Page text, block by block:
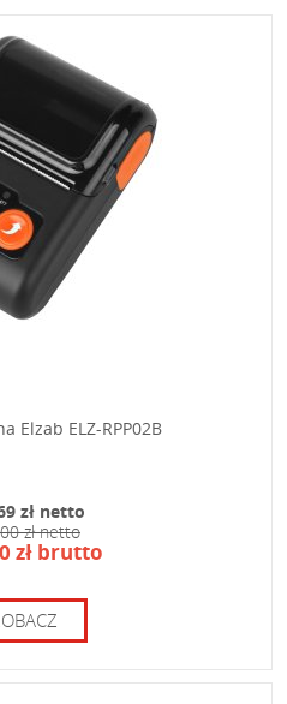
Elzab ELZ-RPP02B
zł netto
zł netto
zł brutto